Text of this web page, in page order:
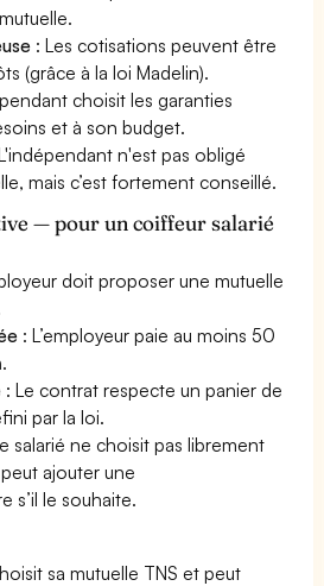
: Les cotisations peuvent être
(grâce à la loi Madelin).
choisit les garanties
et à son budget.
n'est pas obligé
mais c’est fortement conseillé.
— pour un coiffeur salarié
doit proposer une mutuelle
: L’employeur paie au moins 50
: Le contrat respecte un panier de
par la loi.
salarié ne choisit pas librement
ajouter une
s’il le souhaite.
sa mutuelle TNS et peut